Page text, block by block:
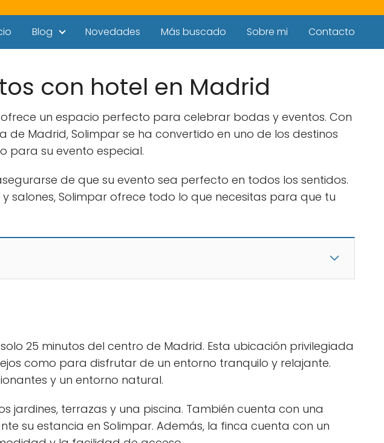
Blog Novedades Más buscado Sobre mi Contacto
con hotel en Madrid
un espacio perfecto para celebrar bodas y eventos. Con
Madrid, Solimpar se ha convertido en uno de los destinos
para su evento especial.
de que su evento sea perfecto en todos los sentidos.
salones, Solimpar ofrece todo lo que necesitas para que tu
25 minutos del centro de Madrid. Esta ubicación privilegiada
como para disfrutar de un entorno tranquilo y relajante.
y un entorno natural.
jardines, terrazas y una piscina. También cuenta con una
su estancia en Solimpar. Además, la finca cuenta con un